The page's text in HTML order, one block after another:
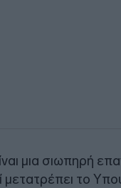
μια σιωπηρή
μετατρέπει το